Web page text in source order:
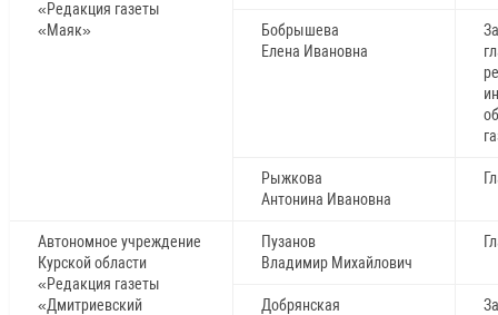
«Редакция газеты
«Маяк»
Бобрышева
Елена Ивановна
Рыжкова
Антонина Ивановна
Автономное учреждение
Курской области
«Редакция газеты
«Дмитриевский
Пузанов
Владимир Михайлович
Добрянская